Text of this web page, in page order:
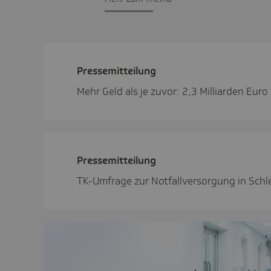
Pres­se­mit­tei­lung
Mehr Geld als je zuvor: 2,3 Milliarden
Pres­se­mit­tei­lung
TK-Umfrage zur Notfallversorgung in